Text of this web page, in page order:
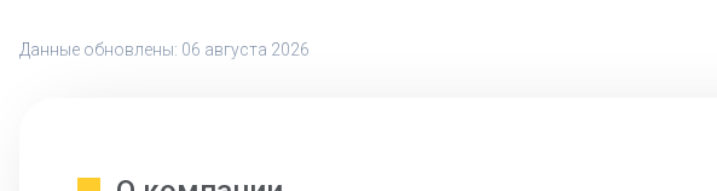
Данные обновлены: 06 августа 2026